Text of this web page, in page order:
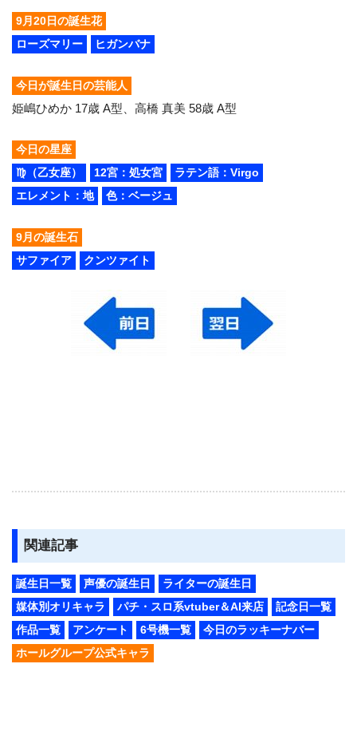
9月20日の誕生花
ローズマリー
ヒガンバナ
今日が誕生日の芸能人
姫嶋ひめか 17歳 A型、高橋 真美 58歳 A型
今日の星座
♍（乙女座）
12宮：処女宮
ラテン語：Virgo
エレメント：地
色：ベージュ
9月の誕生石
サファイア
クンツァイト
関連記事
誕生日一覧 声優の誕生日
ライターの誕生日
媒体別オリキャラ
パチ・スロ系vtuber＆AI来店
記念日一覧
作品一覧
アンケート 6号機一覧
今日のラッキーナバー
ホールグループ公式キャラ